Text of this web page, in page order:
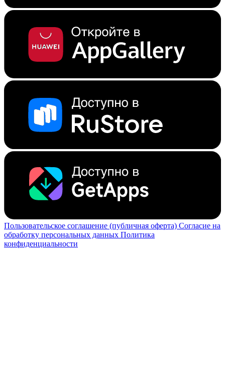
Пользовательское соглашение (публичная оферта) Согласие на
обработку персональных данных Политика
конфиденциальности